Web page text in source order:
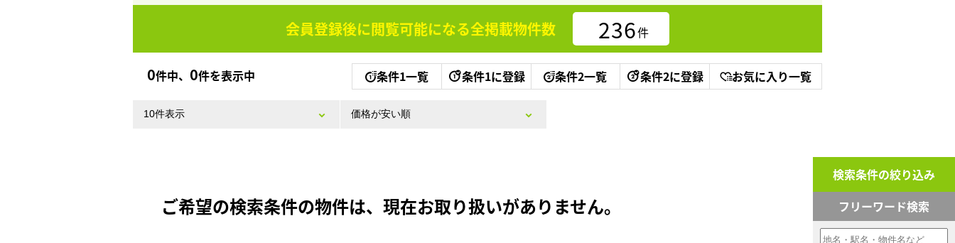
会員登録後に閲覧可能になる全掲載物件数 236件
0件中、 0件を表示中 条件1一覧 条件1に登録 条件2一覧 条件2に登録 お気に入り一覧
ご希望の検索条件の物件は、現在お取り扱いがありません。
検索条件の絞り込み
フリーワード検索